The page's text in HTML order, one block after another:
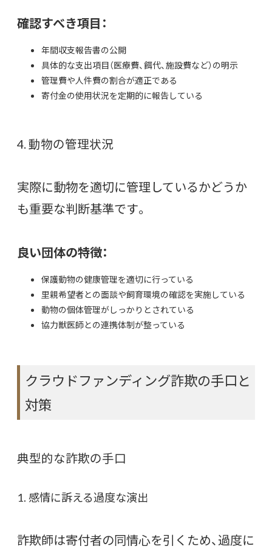
確認すべき項目：
年間収支報告書の公開
具体的な支出項目（医療費、餌代、施設費など）の明示
管理費や人件費の割合が適正である
寄付金の使用状況を定期的に報告している
4. 動物の管理状況
実際に動物を適切に管理しているかどうか
も重要な判断基準です。
良い団体の特徴：
保護動物の健康管理を適切に行っている
里親希望者との面談や飼育環境の確認を実施している
動物の個体管理がしっかりとされている
協力獣医師との連携体制が整っている
クラウドファンディング詐欺の手口と
対策
典型的な詐欺の手口
1. 感情に訴える過度な演出
詐欺師は寄付者の同情心を引くため、過度に